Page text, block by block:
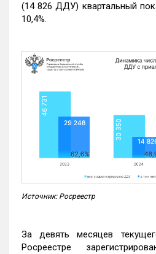
(14 826 ДДУ) квартальный
10,4%.
Источник: Росреестр
За девять месяцев
Росреестре